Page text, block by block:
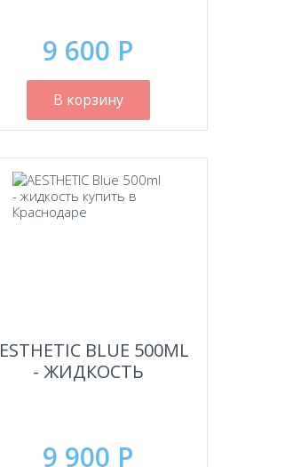
9 600 Р
В корзину
BLUE 500ML
- ЖИДКОСТЬ
9 900 Р